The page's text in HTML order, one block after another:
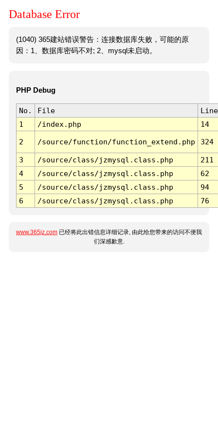
Database Error
(1040) 365建站错误警告：连接数据库失败，可能的原
因：1、数据库密码不对; 2、mysql未启动。
PHP Debug
No. File
Line
1
/index.php 14
2 /source/function/function_extend.php 324
3 /source/class/jzmysql.class.php
211
4
/source/class/jzmysql.class.php
62
5
/source/class/jzmysql.class.php
94
6
/source/class/jzmysql.class.php 76
www.365jz.com 已经将此出错信息详细记录, 由此给您带来的访问不便我
们深感歉意.